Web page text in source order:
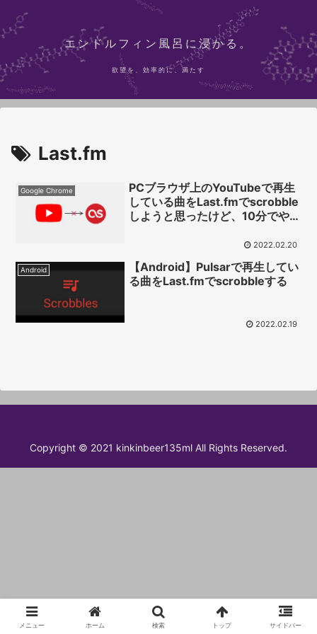
エンドルフィン風呂に浸かる。
欲望を、効率的に、満たす
Last.fm
Google Chrome
PCブラウザ上のYouTubeで再生
している曲をLast.fmでscrobble
しようと思ったけど、10分でやめ
2022.02.20
Android
【Android】Pulsarで再生してい
る曲をLast.fmでscrobbleする
2022.02.19
Copyright © 2021 kinkinbeer135ml All Rights Reserved.
メニュー ホーム 検索 トップ サイドバー